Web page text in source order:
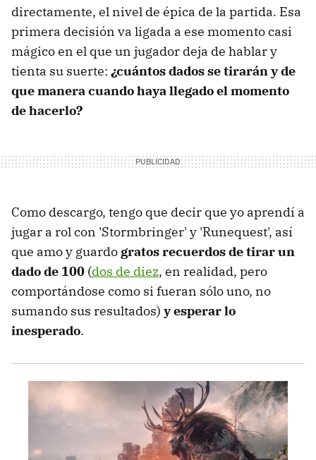
directamente, el nivel de épica de la partida. Esa
primera decisión va ligada a ese momento casi
mágico en el que un jugador deja de hablar y
tienta su suerte: ¿cuántos dados se tirarán y de
que manera cuando haya llegado el momento
de hacerlo?
Como descargo, tengo que decir que yo aprendí a
jugar a rol con 'Stormbringer' y 'Runequest', así
que amo y guardo gratos recuerdos de tirar un
dado de 100 (dos de diez, en realidad, pero
comportándose como si fueran sólo uno, no
sumando sus resultados) y esperar lo
inesperado.